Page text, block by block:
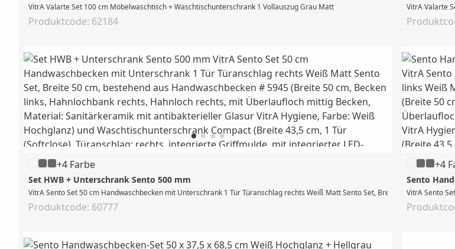
VitrA Valarte Set 100 cm Möbelwaschtisch + Waschtischunterschrank 1 Vollauszug Grau Matt
Produktcode: 62184
VitrA Valarte
+4 Farbe
Set HWB + Unterschrank Sento 500 mm
VitrA Sento Set 50 cm Handwaschbecken mit Unterschrank 1 Tür Türanschlag rechts Weiß Matt Sento Set, Breite 50 cm,
Produktcode: 60777
+4
Sento
VitrA Sento